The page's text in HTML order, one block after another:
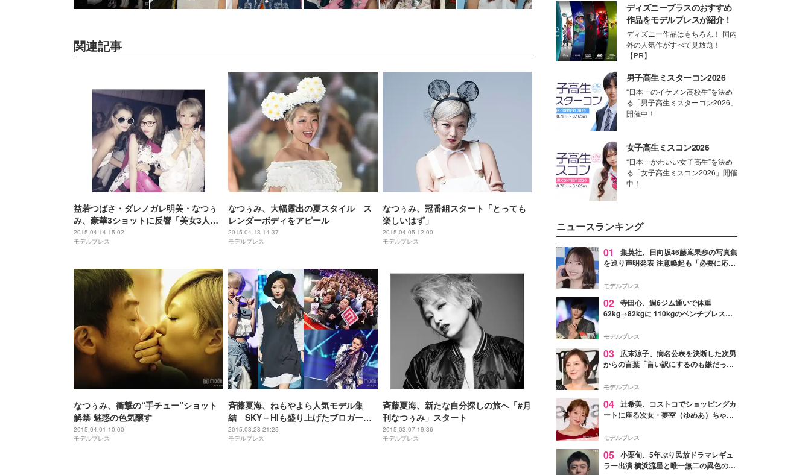
関連記事
益若つばさ・ダレノガレ明美・なつぅ
み、豪華3ショットに反響「美女3人
組」「なんて美しい」
2015.04.14 15:02
モデルプレス
なつぅみ、大幅露出の夏スタイル ス
レンダーボディをアピール
2015.04.13 14:37
モデルプレス
なつぅみ、冠番組スタート「とっても
楽しいはず」
2015.04.05 12:00
モデルプレス
なつぅみ、衝撃の“手チュー”ショット
解禁 魅惑の色気醸す
2015.04.01 10:00
モデルプレス
斉藤夏海、ねもやよら人気モデル集
結 SKY－HIも盛り上げたブロガーイ
ベントに2000人熱狂＜GBS／写真特集
＞
2015.03.28 21:25
モデルプレス
斉藤夏海、新たな自分探しの旅へ「#月
刊なつぅみ」スタート
2015.03.07 19:36
モデルプレス
ディズニープラスのおすすめ
作品をモデルプレスが紹介！
ディズニー作品はもちろん！ 国内
外の人気作がすべて見放題！
【PR】
男子高生ミスターコン2026
“日本一のイケメン高校生”を決め
る「男子高生ミスターコン2026」
開催中！
女子高生ミスコン2026
“日本一かわいい女子高生”を決め
る「女子高生ミスコン2026」開催
中！
ニュースランキング
01
集英社、日向坂46藤嶌果歩の写真集
を巡り声明発表 注意喚起も「必要に応じ
モデルプレス
02 寺田心、週6ジム通いで体重
62kg→82kgに 110kgのベンチプレス持
「かっこいい」と反響
モデルプレス
03
広末涼子、病名公表を決断した次男
からの言葉「言い訳にするのも嫌だっ
モデルプレス
04 辻希美、コストコでショッピングカ
ートに座る次女・夢空（ゆめあ）ちゃん
ぎ」「成長を感じる」の声
モデルプレス
05 小栗旬、5年ぶり民放ドラマレギュ
ラー出演 横浜流星と唯一無二の異色のバ